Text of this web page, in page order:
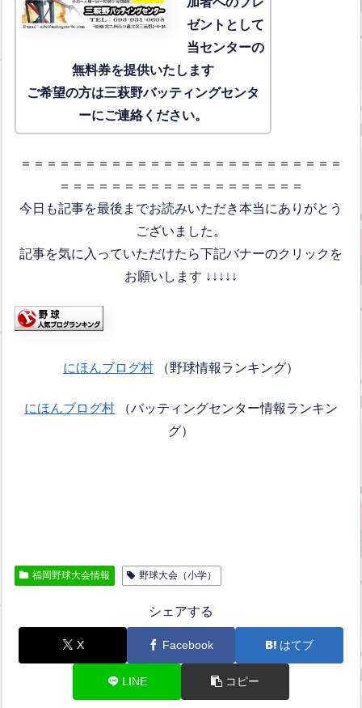
ゼントとして
当センターの
無料券を提供いたします
ご希望の方は三萩野バッティングセンタ
ーにご連絡ください。
＝＝＝＝＝＝＝＝＝＝＝＝＝＝＝＝＝＝＝＝＝＝＝＝＝
＝＝＝＝＝＝＝＝＝＝＝＝＝＝＝＝＝＝＝
今日も記事を最後までお読みいただき本当にありがとう
ございました。
記事を気に入っていただけたら下記バナーのクリックを
お願いします ↓↓↓↓↓
にほんブログ村 （野球情報ランキング）
にほんブログ村 （バッティングセンター情報ランキン
グ）
福岡野球大会情報 野球大会（小学）
シェアする
X Facebook はてブ
LINE コピー